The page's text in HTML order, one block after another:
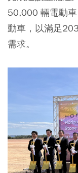
50,000 輛電動
動車，以滿足
需求。